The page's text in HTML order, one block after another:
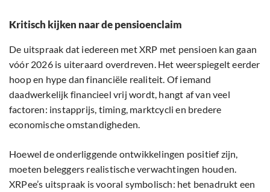
Kritisch kijken naar de pensioenclaim
De uitspraak dat iedereen met XRP met pensioen kan gaan
vóór 2026 is uiteraard overdreven. Het weerspiegelt eerder
hoop en hype dan financiële realiteit. Of iemand
daadwerkelijk financieel vrij wordt, hangt af van veel
factoren: instapprijs, timing, marktcycli en bredere
economische omstandigheden.
Hoewel de onderliggende ontwikkelingen positief zijn,
moeten beleggers realistische verwachtingen houden.
XRPee’s uitspraak is vooral symbolisch: het benadrukt een